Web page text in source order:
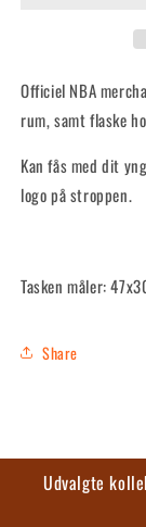
Officiel NBA
rum, samt flaske
Kan fås med dit
logo på stroppen.
Tasken måler:
Share
Udvalgte